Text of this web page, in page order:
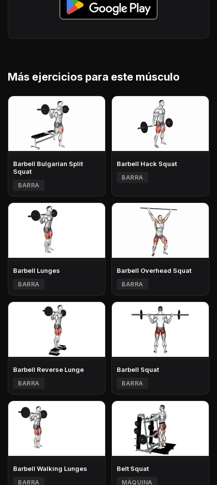
Más ejercicios para este músculo
Barbell Bulgarian Split
Squat
BARRA
Barbell Hack Squat
BARRA
Barbell Lunges
BARRA
Barbell Overhead Squat
BARRA
Barbell Reverse Lunge
BARRA
Barbell Squat
BARRA
Barbell Walking Lunges
BARRA
Belt Squat
MÁQUINA